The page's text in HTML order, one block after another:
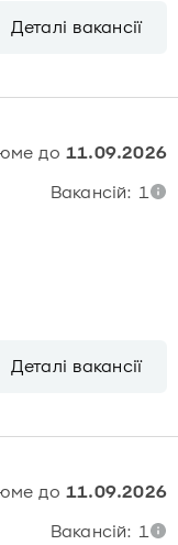
Деталі вакансії
до 11.09.2026
Вакансій: 1
Деталі вакансії
до 11.09.2026
Вакансій: 1